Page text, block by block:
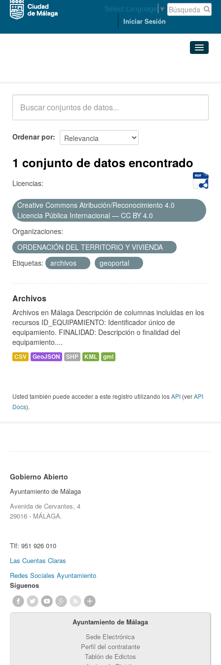
Select Language ▼
Iniciar Sesión
Acerca de
Ordenar por
1 conjunto de datos encontrado
Licencias:
Creative Commons Atribución/Reconocimiento 4.0
Licencia Pública Internacional — CC BY 4.0
Organizaciones:
ORDENACIÓN DEL TERRITORIO Y VIVIENDA
Etiquetas:
archivos geoportal
Archivos
Archivos en Málaga Descripción de columnas incluidas en los
recursos ID_EQUIPAMIENTO: Identificador único de
equipamiento. FINALIDAD: Descripción o finalidad del
equipamiento....
CSV GeoJSON SHP KML gml
Usted también puede acceder a este registro utilizando losAPI (verAPI
Docs).
Gobierno Abierto
Ayuntamiento de Málaga
Avenida de Cervantes, 4
29016 - MÁLAGA.
Tlf: 951 926 010
Las Cuentas Claras
Redes Sociales Ayuntamiento
Síguenos
Ayuntamiento de Málaga
Sede Electrónica
Perfil del contratante
Tablón de Edictos